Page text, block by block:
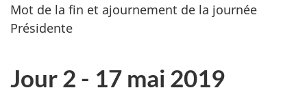
Mot de la fin et ajournement de la journée
Présidente
Jour 2 - 17 mai 2019